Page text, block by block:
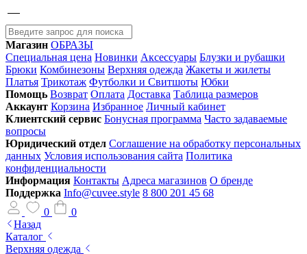
Магазин ОБРАЗЫ
Специальная цена Новинки Аксессуары Блузки и рубашки
Брюки Комбинезоны Верхняя одежда Жакеты и жилеты
Платья Трикотаж Футболки и Свитшоты Юбки
Помощь Возврат Оплата Доставка Таблица размеров
Аккаунт Корзина Избранное Личный кабинет
Клиентский сервис Бонусная программа Часто задаваемые
вопросы
Юридический отдел Соглашение на обработку персональных
данных Условия использования сайта Политика
конфиденциальности
Информация Контакты Адреса магазинов О бренде
Поддержка Info@cuvee.style 8 800 201 45 68
0
0
Назад
Каталог
Верхняя одежда